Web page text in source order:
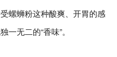
螺蛳粉这种酸爽、开胃的感
无二的“香味”。